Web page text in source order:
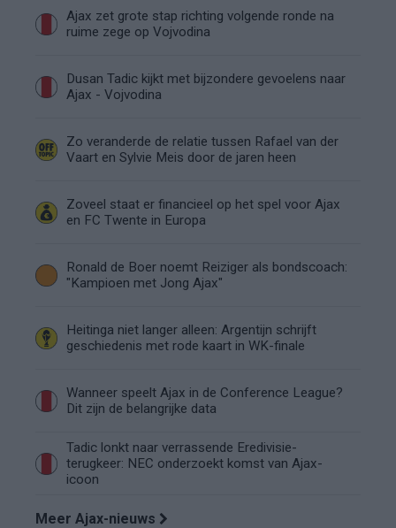
Ajax zet grote stap richting volgende ronde na
ruime zege op Vojvodina
Dusan Tadic kijkt met bijzondere gevoelens naar
Ajax - Vojvodina
Zo veranderde de relatie tussen Rafael van der
Vaart en Sylvie Meis door de jaren heen
Zoveel staat er financieel op het spel voor Ajax
en FC Twente in Europa
Ronald de Boer noemt Reiziger als bondscoach:
"Kampioen met Jong Ajax"
Heitinga niet langer alleen: Argentijn schrijft
geschiedenis met rode kaart in WK-finale
Wanneer speelt Ajax in de Conference League?
Dit zijn de belangrijke data
Tadic lonkt naar verrassende Eredivisie-
terugkeer: NEC onderzoekt komst van Ajax-
icoon
Meer Ajax-nieuws